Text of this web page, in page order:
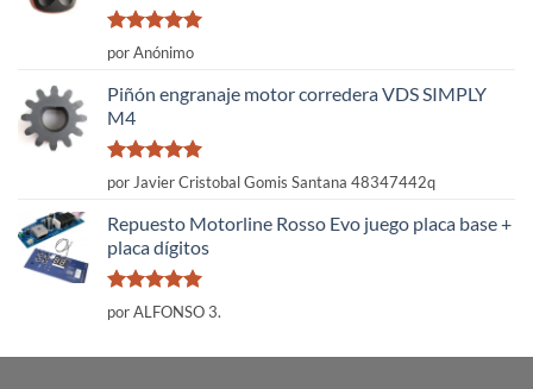
Valorado
con
por Anónimo
Piñón engranaje motor corredera VDS SIMPLY
M4
Valorado
con
por Javier Cristobal Gomis Santana 48347442q
Repuesto Motorline Rosso Evo juego placa base +
placa dígitos
Valorado
con
por ALFONSO 3.